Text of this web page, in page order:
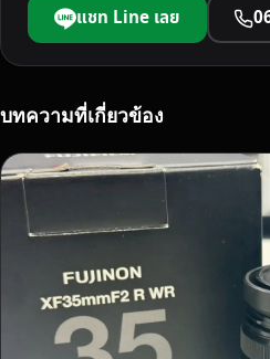
น
บุ
รี
า
า
ก
า
ร
แชท Line เลย
บทความที่เกี่ยวข้อง